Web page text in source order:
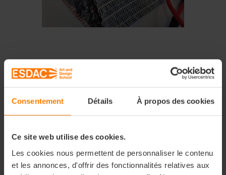
Consentement Détails À propos des cookies
Ce site web utilise des cookies.
Les cookies nous permettent de personnaliser le contenu
et les annonces, d'offrir des fonctionnalités relatives aux
Deuxième étape : la
création de tenues à
partir de jeans recyclés
La deuxième étape a mis les
étudiants au défi de créer
des tenues originales en